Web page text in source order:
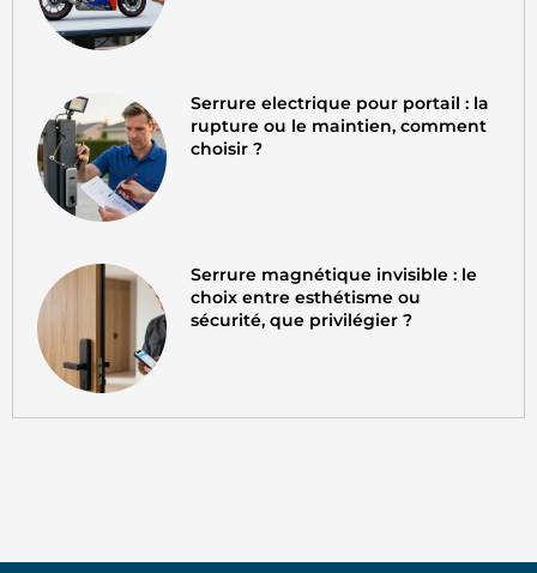
Serrure electrique pour portail : la
rupture ou le maintien, comment
choisir ?
Serrure magnétique invisible : le
choix entre esthétisme ou
sécurité, que privilégier ?